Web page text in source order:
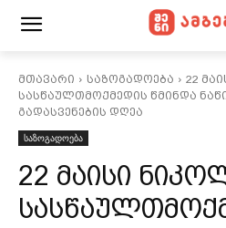
მთავარი საზოგადოება
22
სასწაულთმოქმედის წმინდა
გადასვენების დღეა
საზოგადოება
22 მაისი